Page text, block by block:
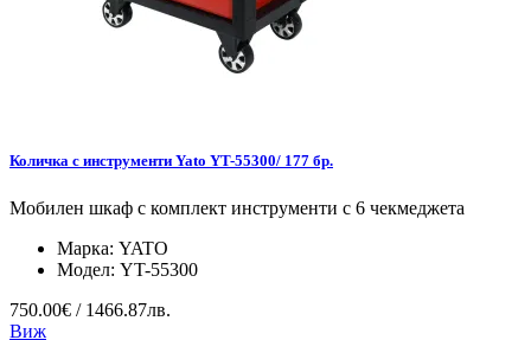
Количка с инструменти Yato YT-55300/ 177 бр.
Мобилен шкаф с комплект инструменти с 6 чекмеджета
Марка: YATO
Модел: YT-55300
750.00€ / 1466.87лв.
Виж